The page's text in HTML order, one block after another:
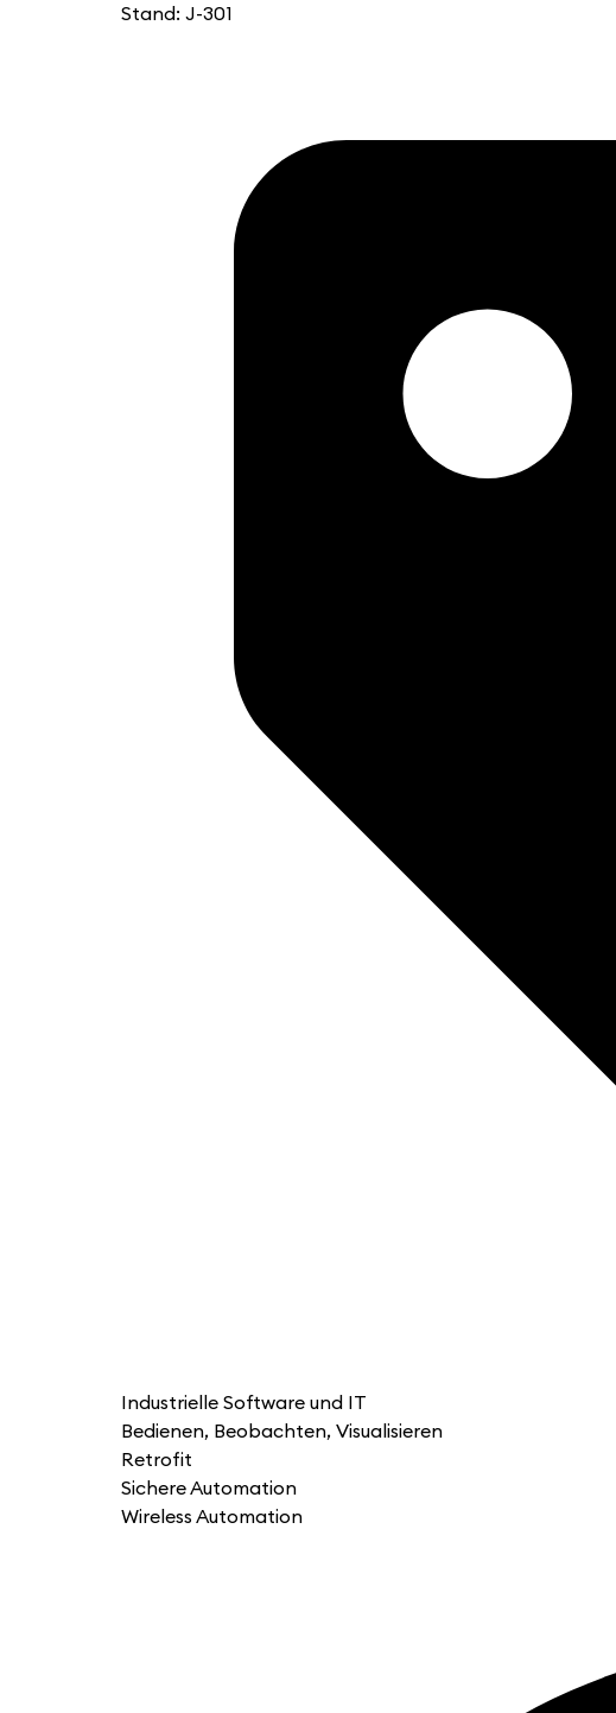
Stand: J-301
Industrielle Software und IT
Bedienen, Beobachten, Visualisieren
Retrofit
Sichere Automation
Wireless Automation